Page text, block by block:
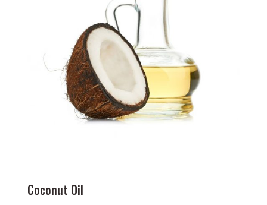
Coconut Oil